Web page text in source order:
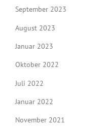
September 2023
August 2023
Januar 2023
Oktober 2022
Juli 2022
Januar 2022
November 2021